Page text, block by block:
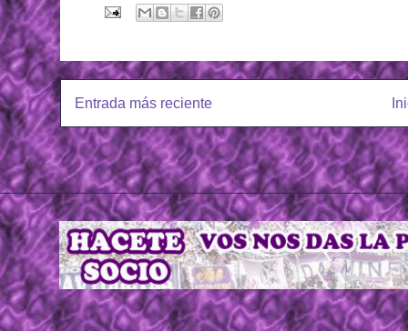
Entrada más reciente